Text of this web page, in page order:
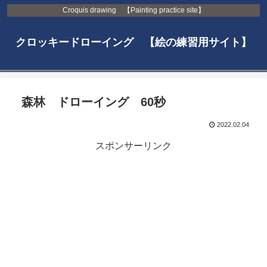
Croquis drawing 【Painting practice site】
クロッキードローイング 【絵の練習用サイト】
森林 ドローイング 60秒
2022.02.04
スポンサーリンク